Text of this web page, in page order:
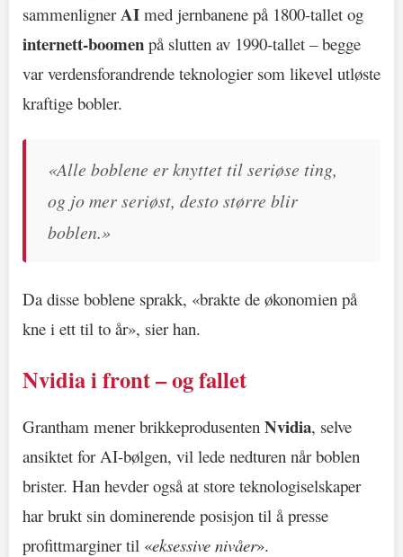
sammenlignerAI med jernbanene på 1800-tallet og
internett-boomen på slutten av 1990-tallet – begge
var verdensforandrende teknologier som likevel utløste
kraftige bobler.
«Alle boblene er knyttet til seriøse ting,
og jo mer seriøst, desto større blir
boblen.»
Da disse boblene sprakk, «brakte de økonomien på
kne i ett til to år», sier han.
Nvidia i front – og fallet
Grantham mener brikkeprodusenten Nvidia, selve
ansiktet for AI-bølgen, vil lede nedturen når boblen
brister. Han hevder også at store teknologiselskaper
har brukt sin dominerende posisjon til å presse
profittmarginer til «eksessive nivåer».